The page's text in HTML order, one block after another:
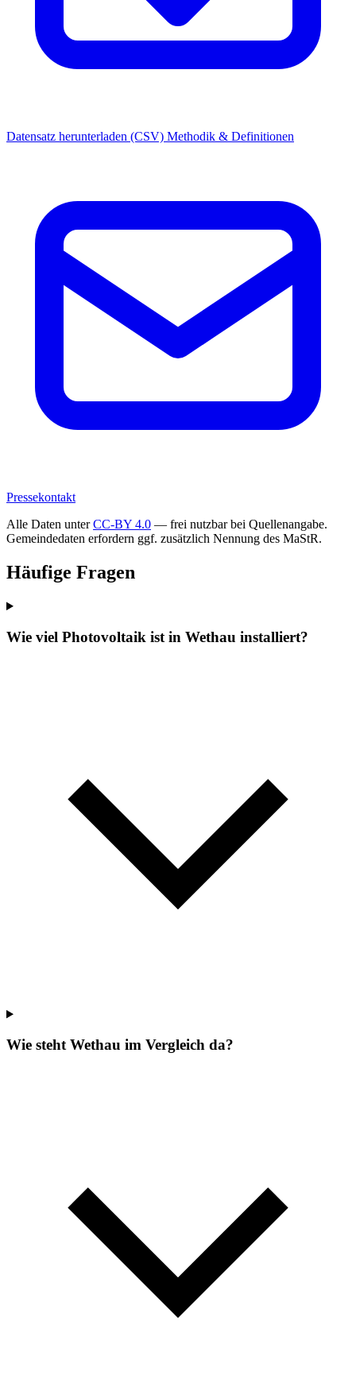
Datensatz herunterladen (CSV) Methodik & Definitionen
Pressekontakt
Alle Daten unterCC-BY 4.0 — frei nutzbar bei Quellenangabe.
Gemeindedaten erfordern ggf. zusätzlich Nennung des MaStR.
Häufige Fragen
Wie viel Photovoltaik ist in Wethau installiert?
Wie steht Wethau im Vergleich da?